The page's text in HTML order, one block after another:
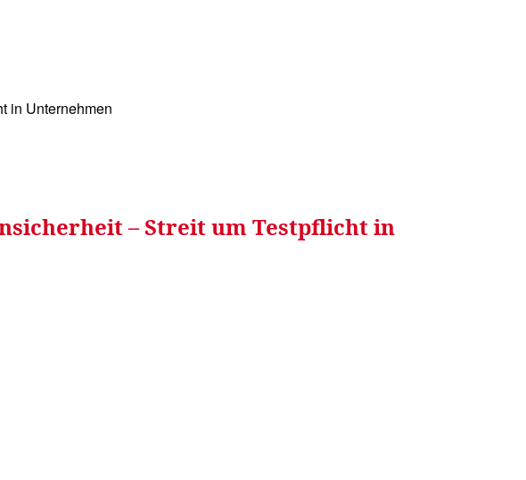
in Unternehmen
– Streit um Testpflicht in